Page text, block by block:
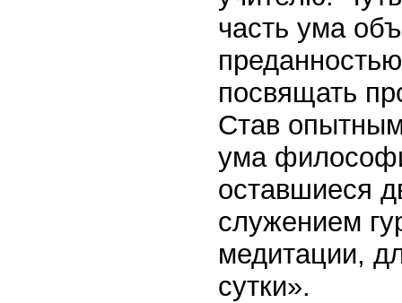
часть ума
посвящать
Став
ума
оставшиеся
служением
медитации,
сутки».